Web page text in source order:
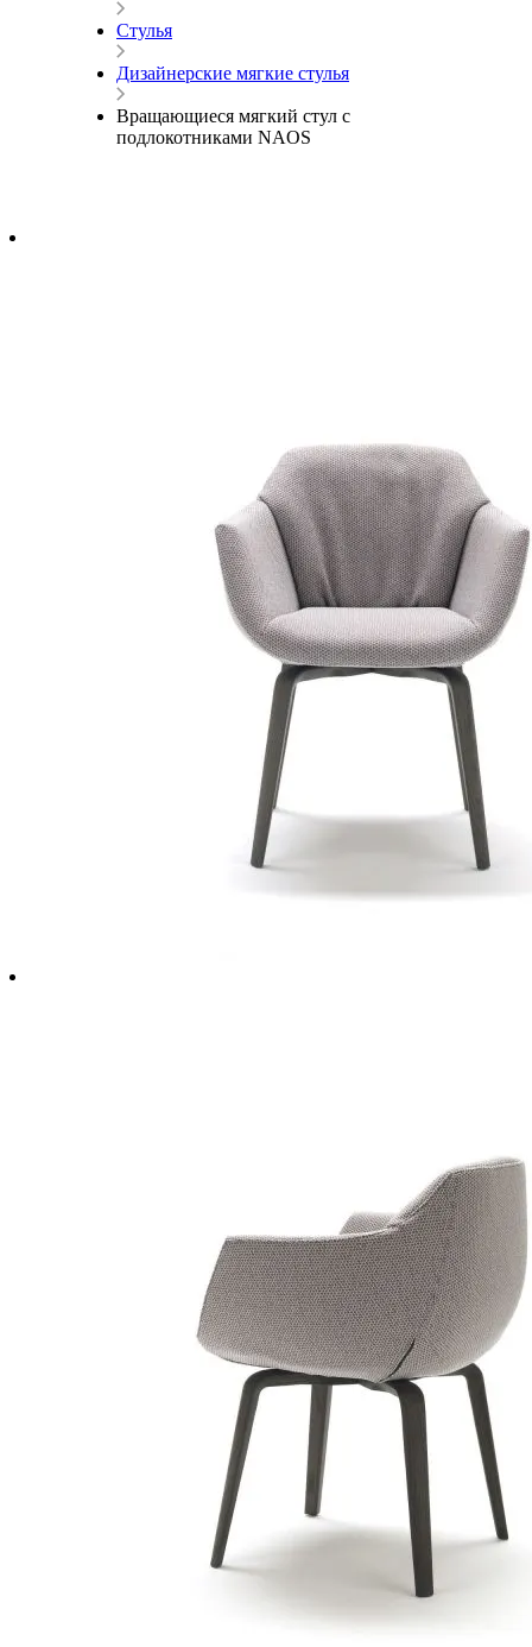
Стулья
Дизайнерские мягкие стулья
Вращающиеся мягкий стул с
подлокотниками NAOS